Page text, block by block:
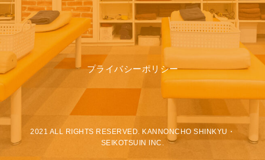
プライバシーポリシー
2021 ALL RIGHTS RESERVED. KANNONCHO SHINKYU・
SEIKOTSUIN INC.